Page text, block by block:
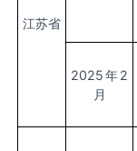
江苏省
2025年2
月